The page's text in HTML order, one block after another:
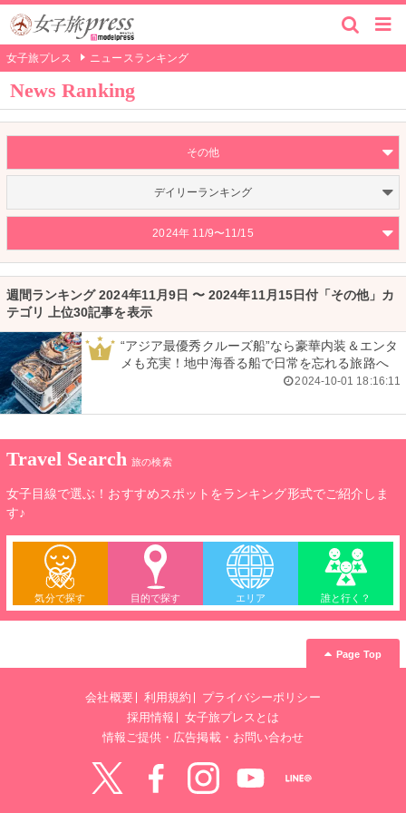
女子旅プレス ニュースランキング
News Ranking
その他
デイリーランキング
2024年 11/9〜11/15
週間ランキング 2024年11月9日 〜 2024年11月15日付「その他」カ
テゴリ 上位30記事を表示
1
“アジア最優秀クルーズ船”なら豪華内装＆エンタ
メも充実！地中海香る船で日常を忘れる旅路へ
2024-10-01 18:16:11
Travel Search 旅の検索
女子目線で選ぶ！おすすめスポットをランキング形式でご紹介しま
す♪
気分で探す 目的で探す エリア 誰と行く？
Page Top
会社概要 利用規約
プライバシーポリシー
採用情報
女子旅プレスとは
情報ご提供・広告掲載・お問い合わせ